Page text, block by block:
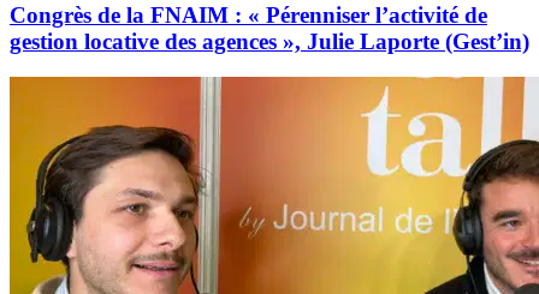
Congrès de la FNAIM : « Pérenniser l’activité de
gestion locative des agences », Julie Laporte (Gest’in)